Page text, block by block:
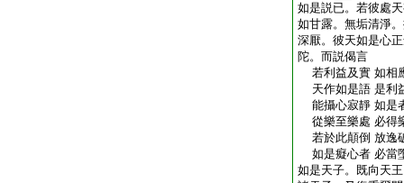
如是説已。若彼處
如甘露。無垢清淨
深厭。彼天如是心
陀。而説偈言
若利益及實 如相
天作如是語 是利
能攝心寂靜 如是
從樂至樂處 必得
若於此顛倒 放逸
如是癡心者 必當
如是天子。既向天